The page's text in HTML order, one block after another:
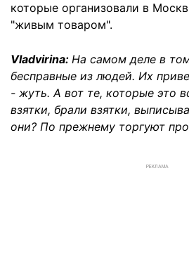
которые организовали в
"живым товаром".
Vladvirina: На самом деле в
бесправные из людей. Их
- жуть. А вот те, которые это
взятки, брали взятки,
они? По прежнему торгуют
РЕКЛАМА